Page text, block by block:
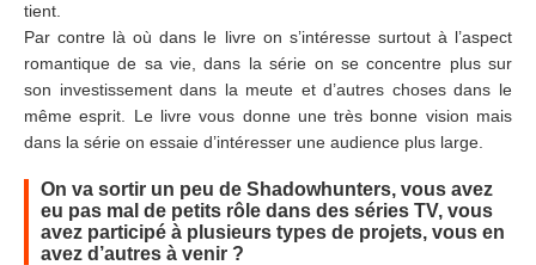
tient.
Par contre là où dans le livre on s’intéresse surtout à l’aspect
romantique de sa vie, dans la série on se concentre plus sur
son investissement dans la meute et d’autres choses dans le
même esprit. Le livre vous donne une très bonne vision mais
dans la série on essaie d’intéresser une audience plus large.
On va sortir un peu de Shadowhunters, vous avez
eu pas mal de petits rôle dans des séries TV, vous
avez participé à plusieurs types de projets, vous en
avez d’autres à venir ?